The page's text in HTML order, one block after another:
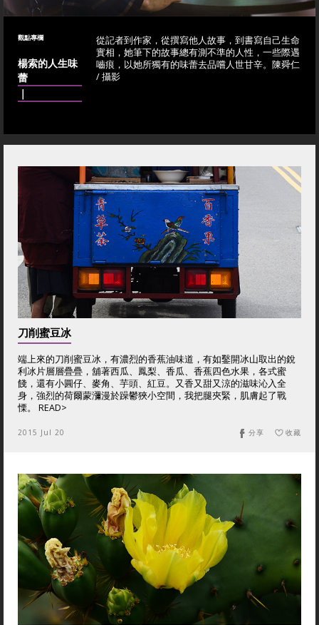
觀點專欄
楊索的人生味
蕾
｜
從記者到作家，從撰寫他人故事，到書寫自己生命
實相，她筆下的故事總有測不準的人性，一些際遇
嚙痕，以她所獨有的味蕾去品嚐人世甘辛。陳舜仁
/ 攝影
刀削蜜豆冰
端上來的刀削蜜豆冰，有濃烈的香蕉油味道，有如鑿開冰山取出的銳
利冰片層層疊疊，舖著西瓜、鳳梨、香瓜、香蕉四色水果，各式蜜
餞，還有小圓仔、麥角、芋頭、紅豆。又香又甜又涼的滋味沁入全
身，強烈的荷爾蒙瀰漫於躁鬱狹小空間，我把腿夾緊，肌膚起了戰
慄。 READ>
2015 Jul 20 收藏
分享